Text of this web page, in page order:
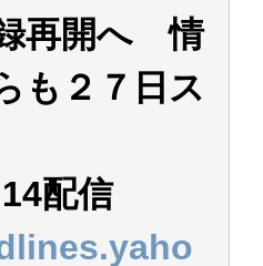
46ののぎおび⊿」北野日奈子が生配
】
46】井上和の『なぎおはぎ』って こん
と同じと考えてよろしいですか？
46】日村勇紀 gif職人が切り抜いた名シ
スターお姉さん・ハメまくりだったｗｗ
貧乏に学歴で負けた」
再開へ 情
も２７日ス
配信